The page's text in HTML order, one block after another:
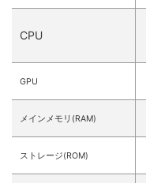
CPU
GPU
メインメモリ(RAM)
ストレージ(ROM)